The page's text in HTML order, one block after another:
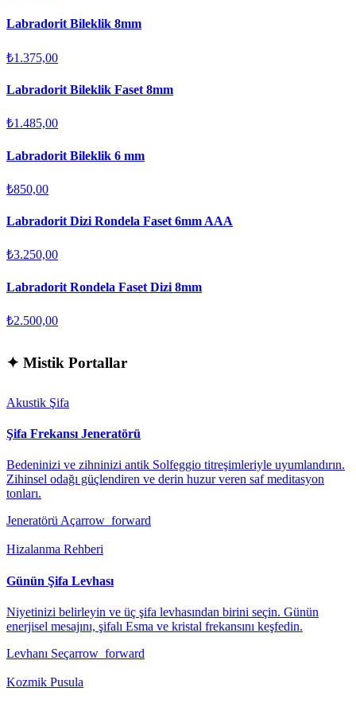
Labradorit Bileklik 8mm
₺1.375,00
Labradorit Bileklik Faset 8mm
₺1.485,00
Labradorit Bileklik 6 mm
₺850,00
Labradorit Dizi Rondela Faset 6mm AAA
₺3.250,00
Labradorit Rondela Faset Dizi 8mm
₺2.500,00
✦ Mistik Portallar
Akustik Şifa
Şifa Frekansı Jeneratörü
Bedeninizi ve zihninizi antik Solfeggio titreşimleriyle uyumlandırın.
Zihinsel odağı güçlendiren ve derin huzur veren saf meditasyon
tonları.
Jeneratörü Açarrow_forward
Hizalanma Rehberi
Günün Şifa Levhası
Niyetinizi belirleyin ve üç şifa levhasından birini seçin. Günün
enerjisel mesajını, şifalı Esma ve kristal frekansını keşfedin.
Levhanı Seçarrow_forward
Kozmik Pusula